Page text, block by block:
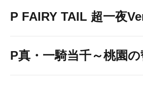
P FAIRY TAIL 超一夜
P真・一騎当千～桃園の